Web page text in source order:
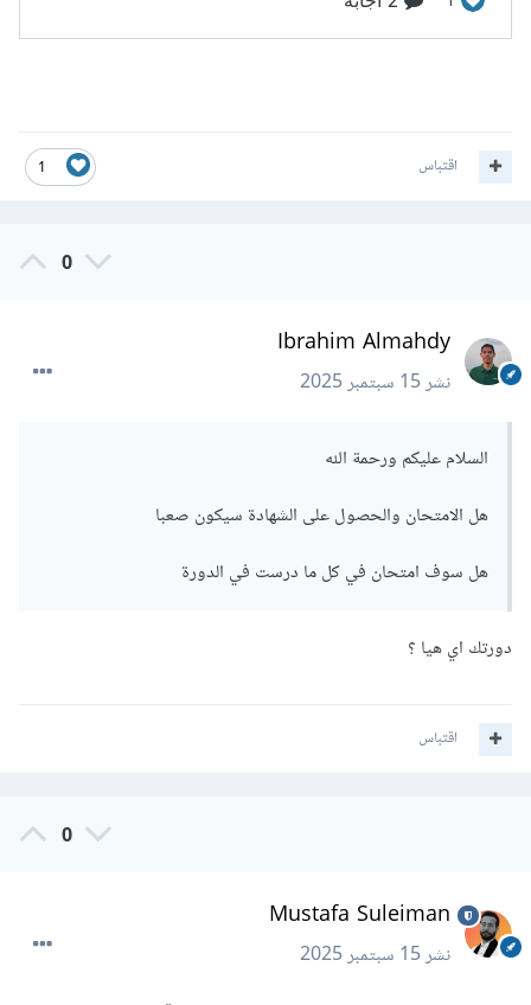
1 اقتباس
0
Ibrahim Almahdy
نشر15 سبتمبر 2025
السلام عليكم ورحمة الله
هل الامتحان والحصول على الشهادة سيكون صعبا
هل سوف امتحان في كل ما درست في الدورة
دورتك اي هيا ؟
اقتباس
0
Mustafa Suleiman
نشر15 سبتمبر 2025